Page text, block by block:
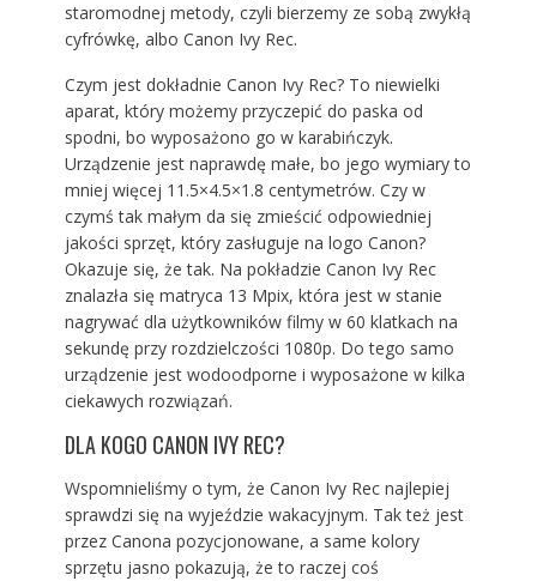
staromodnej metody, czyli bierzemy ze sobą zwykłą
cyfrówkę, albo Canon Ivy Rec.
Czym jest dokładnie Canon Ivy Rec? To niewielki
aparat, który możemy przyczepić do paska od
spodni, bo wyposażono go w karabińczyk.
Urządzenie jest naprawdę małe, bo jego wymiary to
mniej więcej 11.5×4.5×1.8 centymetrów. Czy w
czymś tak małym da się zmieścić odpowiedniej
jakości sprzęt, który zasługuje na logo Canon?
Okazuje się, że tak. Na pokładzie Canon Ivy Rec
znalazła się matryca 13 Mpix, która jest w stanie
nagrywać dla użytkowników filmy w 60 klatkach na
sekundę przy rozdzielczości 1080p. Do tego samo
urządzenie jest wodoodporne i wyposażone w kilka
ciekawych rozwiązań.
DLA KOGO CANON IVY REC?
Wspomnieliśmy o tym, że Canon Ivy Rec najlepiej
sprawdzi się na wyjeździe wakacyjnym. Tak też jest
przez Canona pozycjonowane, a same kolory
sprzętu jasno pokazują, że to raczej coś